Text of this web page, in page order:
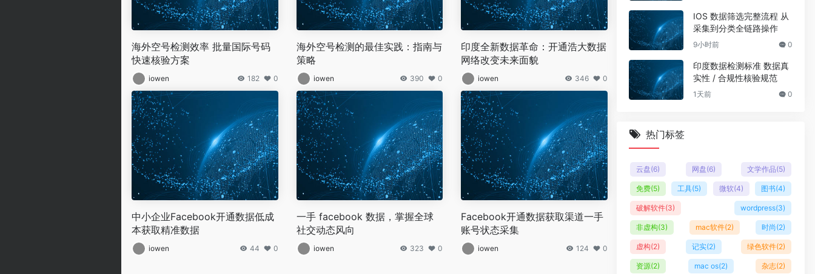
海外空号检测效率 批量国际号码
快速核验方案
iowen 182 0
海外空号检测的最佳实践：指南与
策略
iowen 390 0
印度全新数据革命：开通浩大数据
网络改变未来面貌
iowen 346 0
中小企业Facebook开通数据低成
本获取精准数据
iowen 44 0
一手 facebook 数据，掌握全球
社交动态风向
iowen 323 0
Facebook开通数据获取渠道一手
账号状态采集
iowen 124 0
IOS 数据筛选完整流程 从
采集到分类全链路操作
9小时前 0
印度数据检测标准 数据真
实性 / 合规性核验规范
1天前 0
热门标签
云盘(6) 网盘(6) 文学作品(5)
免费(5) 工具(5) 微软(4) 图书(4)
破解软件(3) wordpress(3)
非虚构(3) mac软件(2) 时尚(2)
虚构(2) 记实(2) 绿色软件(2)
资源(2) mac os(2) 杂志(2)